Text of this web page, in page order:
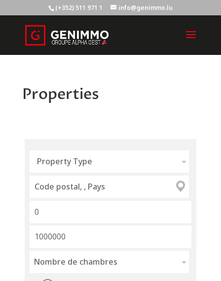
(+352) 511 971 1 info@genimmo.lu
Properties
Property Type
Nombre de chambres